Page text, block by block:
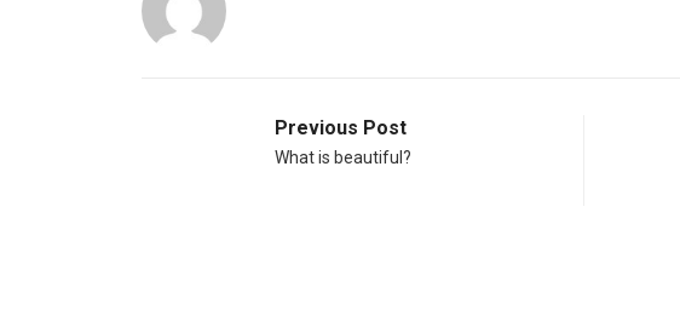
Previous Post
What is beautiful?